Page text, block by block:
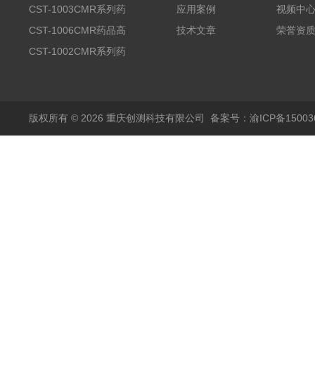
品高温试验箱
CST-1003CMR系列药
品高温试验箱
CST-1006CMR药品高
温试验箱
CST-1002CMR系列药
应用案例
技术文章
视频中心
荣誉资质
版权所有 © 2026 重庆创测科技有限公司 备案号：渝ICP备